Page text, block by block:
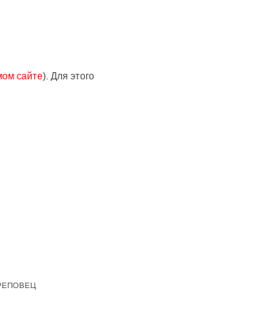
сайте). Для этого